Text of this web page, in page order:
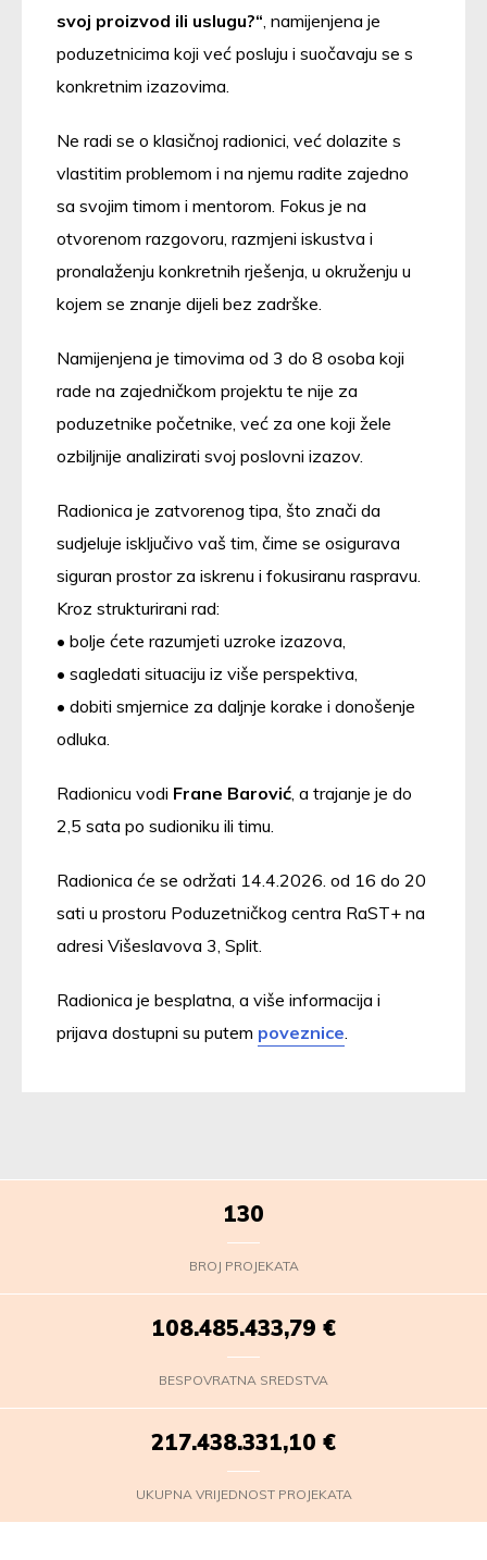
svoj proizvod ili uslugu?“ , namijenjena je
poduzetnicima koji već posluju i suočavaju se s
konkretnim izazovima.
Ne radi se o klasičnoj radionici, već dolazite s
vlastitim problemom i na njemu radite zajedno
sa svojim timom i mentorom. Fokus je na
otvorenom razgovoru, razmjeni iskustva i
pronalaženju konkretnih rješenja, u okruženju u
kojem se znanje dijeli bez zadrške.
Namijenjena je timovima od 3 do 8 osoba koji
rade na zajedničkom projektu te nije za
poduzetnike početnike, već za one koji žele
ozbiljnije analizirati svoj poslovni izazov.
Radionica je zatvorenog tipa, što znači da
sudjeluje isključivo vaš tim, čime se osigurava
siguran prostor za iskrenu i fokusiranu raspravu.
Kroz strukturirani rad:
• bolje ćete razumjeti uzroke izazova,
• sagledati situaciju iz više perspektiva,
• dobiti smjernice za daljnje korake i donošenje
odluka.
Radionicu vodi Frane Barović , a trajanje je do
2,5 sata po sudioniku ili timu.
Radionica će se održati 14.4.2026. od 16 do 20
sati u prostoru Poduzetničkog centra RaST+ na
adresi Višeslavova 3, Split.
Radionica je besplatna, a više informacija i
prijava dostupni su putem poveznice
130
BROJ PROJEKATA
108.485.436,12 €
BESPOVRATNA SREDSTVA
217.438.333,43 €
UKUPNA VRIJEDNOST PROJEKATA